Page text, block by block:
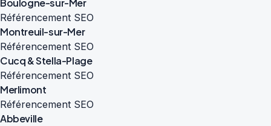
Boulogne-sur-Mer
Référencement SEO
Montreuil-sur-Mer
Référencement SEO
Cucq & Stella-Plage
Référencement SEO
Merlimont
Référencement SEO
Abbeville